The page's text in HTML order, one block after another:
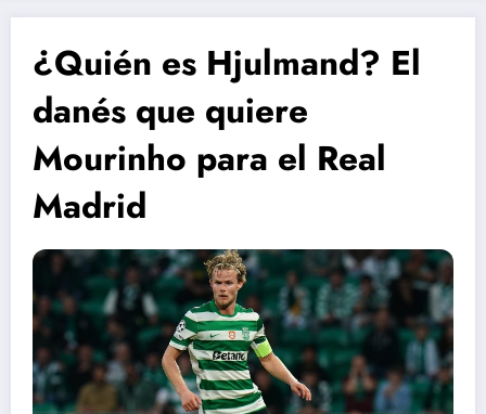
¿Quién es Hjulmand? El
danés que quiere
Mourinho para el Real
Madrid